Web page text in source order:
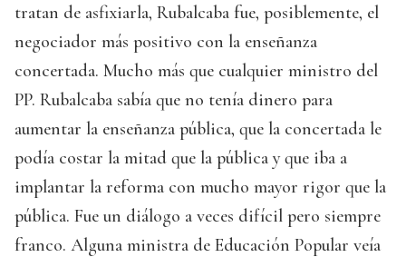
tratan de asfixiarla, Rubalcaba fue, posiblemente, el
negociador más positivo con la enseñanza
concertada. Mucho más que cualquier ministro del
PP. Rubalcaba sabía que no tenía dinero para
aumentar la enseñanza pública, que la concertada le
podía costar la mitad que la pública y que iba a
implantar la reforma con mucho mayor rigor que la
pública. Fue un diálogo a veces difícil pero siempre
franco. Alguna ministra de Educación Popular veía